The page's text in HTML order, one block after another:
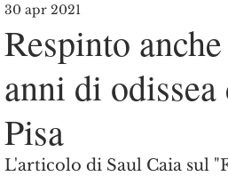
Respinto
anni di
Pisa
30 apr 2021
L'articolo di Saul Caia sul